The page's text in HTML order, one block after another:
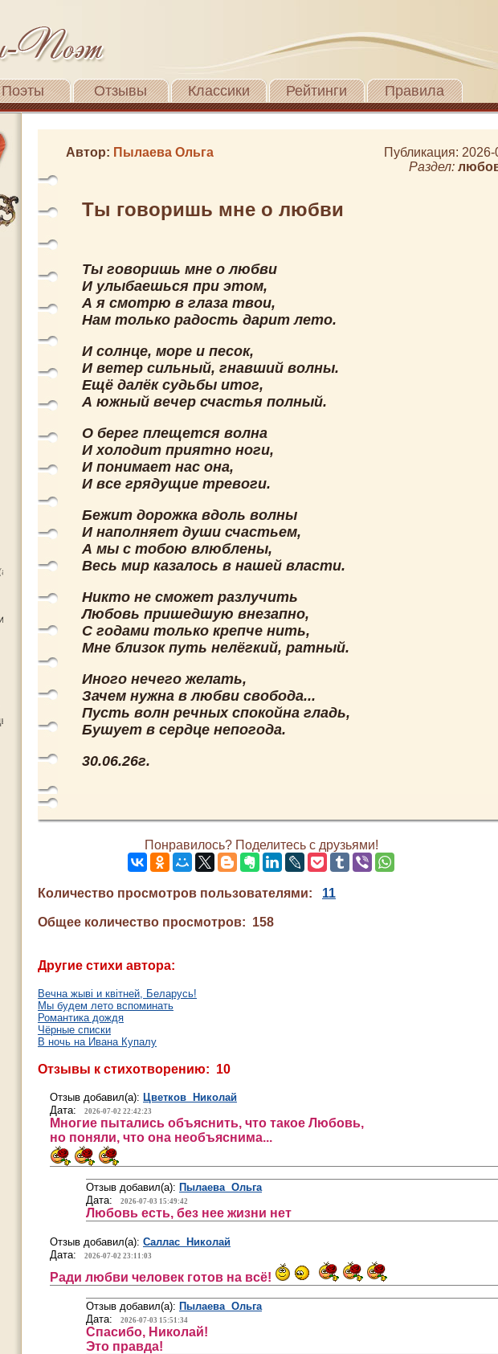
Поэты Отзывы Классики Рейтинги Правила
Автор: Пылаева Ольга
Публикация:
Раздел:
Ты говоришь мне о любви
Ты говоришь мне о любви
И улыбаешься при этом,
А я смотрю в глаза твои,
Нам только радость дарит лето.
И солнце, море и песок,
И ветер сильный, гнавший волны.
Ещё далёк судьбы итог,
А южный вечер счастья полный.
О берег плещется волна
И холодит приятно ноги,
И понимает нас она,
И все грядущие тревоги.
Бежит дорожка вдоль волны
И наполняет души счастьем,
А мы с тобою влюблены,
Весь мир казалось в нашей власти.
Никто не сможет разлучить
Любовь пришедшую внезапно,
С годами только крепче нить,
Мне близок путь нелёгкий, ратный.
Иного нечего желать,
Зачем нужна в любви свобода...
Пусть волн речных спокойна гладь,
Бушует в сердце непогода.
30.06.26г.
Понравилось? Поделитесь с друзьями!
Количество просмотров пользователями: 11
Общее количество просмотров: 158
Другие стихи автора:
Вечна жывi и квiтней, Беларусь!
Мы будем лето вспоминать
Романтика дождя
Чёрные списки
В ночь на Ивана Купалу
Отзывы к стихотворению: 10
Отзыв добавил(а): Цветков Николай
Дата:
2026-07-02 22:42:23
Многие пытались объяснить, что такое Любовь,
но поняли, что она необъяснима...
Отзыв добавил(а): Пылаева Ольга
Дата:
2026-07-03 15:49:42
Любовь есть, без нее жизни нет
Отзыв добавил(а): Саллас Николай
Дата:
2026-07-02 23:11:03
Ради любви человек готов на всё!
Отзыв добавил(а): Пылаева Ольга
Дата:
2026-07-03 15:51:34
Спасибо, Николай!
Это правда!